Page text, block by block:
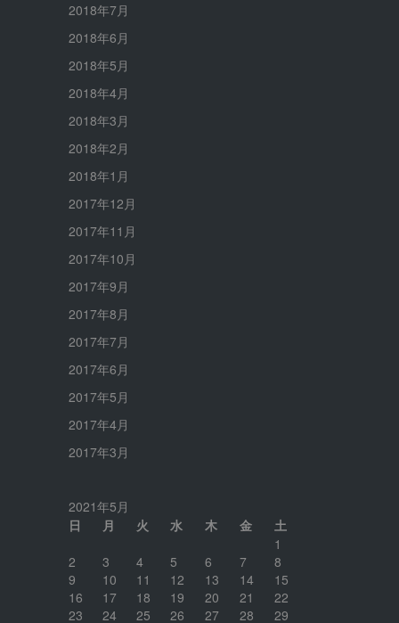
2018年7月
2018年6月
2018年5月
2018年4月
2018年3月
2018年2月
2018年1月
2017年12月
2017年11月
2017年10月
2017年9月
2017年8月
2017年7月
2017年6月
2017年5月
2017年4月
2017年3月
2021年5月
日
月 火 水 木 金
土
1
2
3 4 5 6 7
8
9
10 11 12 13 14
15
16
17 18 19 20 21
22
23
24 25 26 27 28 29